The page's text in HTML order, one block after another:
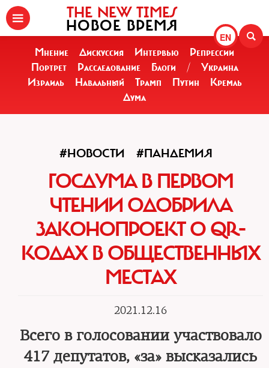
EN
THE NEW TIMES
НОВОЕ ВРЕМЯ
Мнение Дискуссия Интервью
Репрессии
Портрет
Расследование Блоги /
Украина
Израиль
Навальный Трамп Путин
Кремль
Дума
#НОВОСТИ #ПАНДЕМИЯ
ГОСДУМА В ПЕРВОМ
ЧТЕНИИ ОДОБРИЛА
ЗАКОНОПРОЕКТ О QR-
КОДАХ В ОБЩЕСТВЕННЫХ
МЕСТАХ
2021.12.16
Всего в голосовании участвовало
417 депутатов, «за» высказались